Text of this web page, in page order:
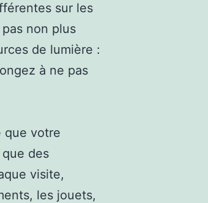
sur les
non plus
de lumière :
à ne pas
que votre
des
visite,
les jouets,